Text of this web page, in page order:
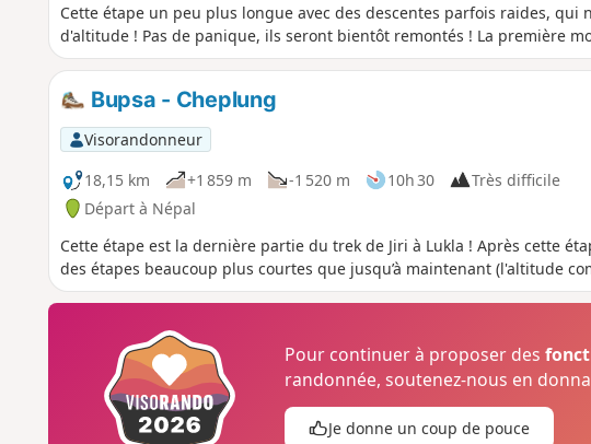
Cette étape un peu plus longue avec des descentes parfois raides, qui
d'altitude ! Pas de panique, ils seront bientôt remontés ! La première
Bupsa - Cheplung
Visorandonneur
18,15 km
+1 859 m -1 520 m 10h 30
Très difficile
Départ à Népal
Cette étape est la dernière partie du trek de Jiri à Lukla ! Après cette
des étapes beaucoup plus courtes que jusqu’à maintenant (l'altitude
Pour continuer à proposer des
randonnée, soutenez-nous en
Je donne un coup de pouce